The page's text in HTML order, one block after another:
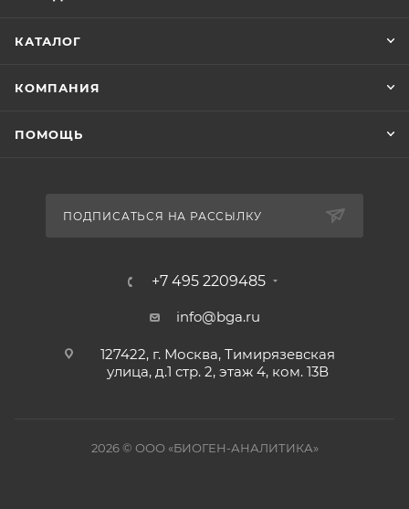
КАТАЛОГ
КОМПАНИЯ
ПОМОЩЬ
ПОДПИСАТЬСЯ НА РАССЫЛКУ
+7 495 2209485
info@bga.ru
127422, г. Москва, Тимирязевская
улица, д.1 стр. 2, этаж 4, ком. 13В
2026 © ООО «БИОГЕН-АНАЛИТИКА»